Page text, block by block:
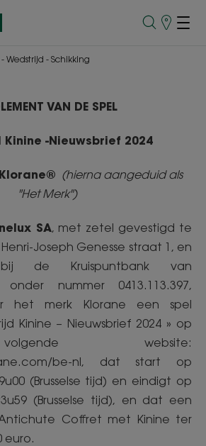
Wedstrijd - Schikking
VAN DE SPEL
-Nieuwsbrief 2024
Klorane® (hierna aangeduid als
"Het Merk")
SA, met zetel gevestigd te
Joseph Genesse straat 1, en
bij de Kruispuntbank van
onder nummer 0413.113.397,
het merk Klorane een spel
Kinine – Nieuwsbrief 2024 » op
website:
be-nl, dat start op
(Brusselse tijd) en eindigt op
(Brusselse tijd), en dat een
Coffret met Kinine ter
euro.